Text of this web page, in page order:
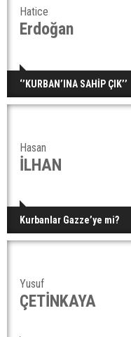
Hatice
Erdoğan
‘’KURBAN’INA SAHİP ÇIK’’
Hasan
İLHAN
Kurbanlar Gazze’ye mi?
Yusuf
ÇETİNKAYA